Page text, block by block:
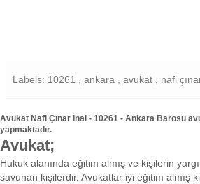
Labels: 10261 , ankara , avukat , nafi
Avukat Nafi Çınar İnal - 10261 - Ankara Barosu
yapmaktadır.
Avukat;
Hukuk alanında eğitim almış ve kişilerin
savunan kişilerdir. Avukatlar iyi eğitim almış